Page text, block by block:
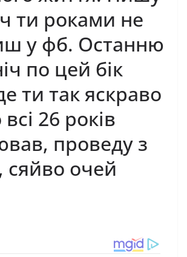
ти роками не
у фб. Останню
по цей бік
ти так яскраво
всі 26 років
проведу з
сяйво очей